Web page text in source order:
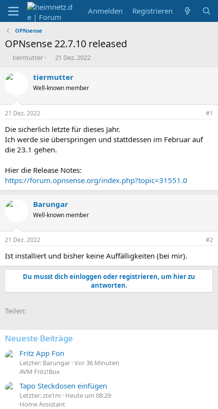
Anmelden Registrieren
OPNsense
OPNsense 22.7.10 released
E
s
e
r
tiermutter
E
s
e
t
a
m
21 Dez. 2022
tiermutter
Well-known member
21 Dez. 2022 #1
Die sicherlich letzte für dieses Jahr.
Ich werde sie überspringen und stattdessen im Februar auf
die 23.1 gehen.
Hier die Release Notes:
https://forum.opnsense.org/index.php?topic=31551.0
Barungar
Well-known member
21 Dez. 2022 #2
Ist installiert und bisher keine Auffälligkeiten (bei mir).
Du musst dich einloggen oder registrieren, um hier zu
antworten.
Teilen:
Neueste Beiträge
Fritz App Fon
Letzter: Barungar Vor 36 Minuten
AVM Fritz!Box
Tapo Steckdosen einfügen
Letzter: zte1m
Heute um 08:29
Home Assistant